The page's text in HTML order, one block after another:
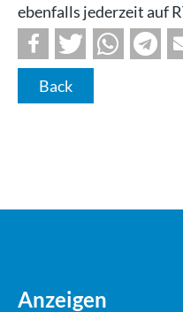
ebenfalls jederzeit auf
Back
Anzeigen